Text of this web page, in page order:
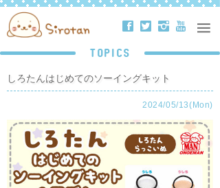
ä å ë ð
TOPICS
しろたんはじめてのソーイングキット
2024/05/13(Mon)